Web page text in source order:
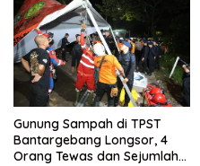
Gunung Sampah di TPST
Bantargebang Longsor, 4
Orang Tewas dan Sejumlah